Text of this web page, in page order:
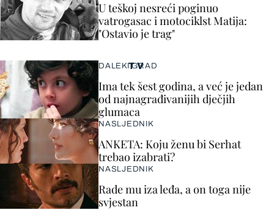
U teškoj nesreći poginuo
vatrogasac i motociklst Matija:
"Ostavio je trag"
TV
DALEKI GRAD
Ima tek šest godina, a već je jedan
od najnagrađivanijih dječjih
glumaca
NASLJEDNIK
ANKETA: Koju ženu bi Serhat
trebao izabrati?
NASLJEDNIK
Rade mu iza leđa, a on toga nije
svjestan